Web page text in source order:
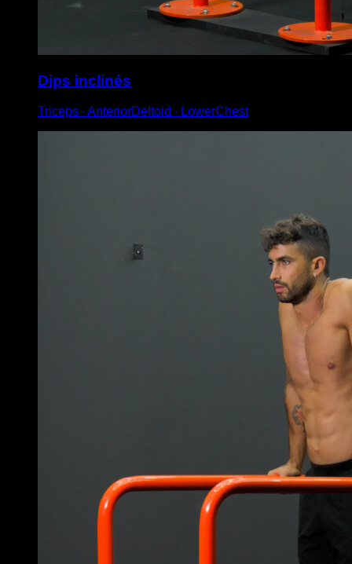
Dips inclinés
Triceps ∙ AnteriorDeltoid ∙ LowerChest